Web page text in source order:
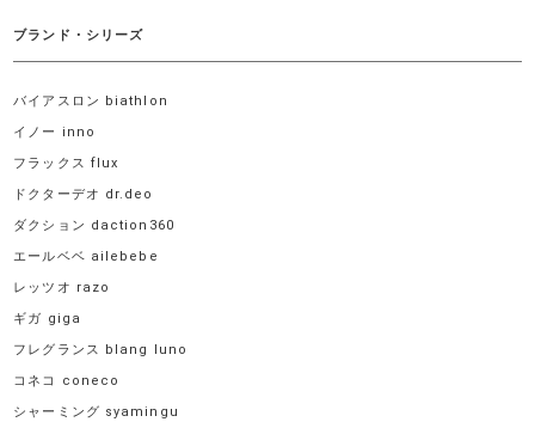
ブランド・シリーズ
バイアスロン biathlon
イノー inno
フラックス flux
ドクターデオ dr.deo
ダクション daction360
エールベベ ailebebe
レッツオ razo
ギガ giga
フレグランス blang luno
コネコ coneco
シャーミング syamingu